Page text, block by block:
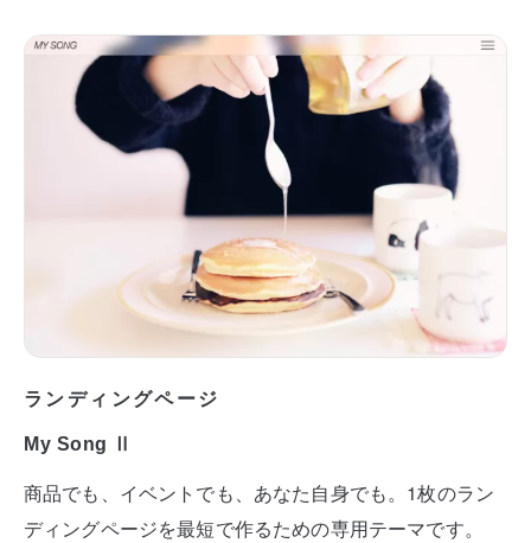
ランディングページ
My Song Ⅱ
商品でも、イベントでも、あなた自身でも。1枚のラン
ディングページを最短で作るための専用テーマです。